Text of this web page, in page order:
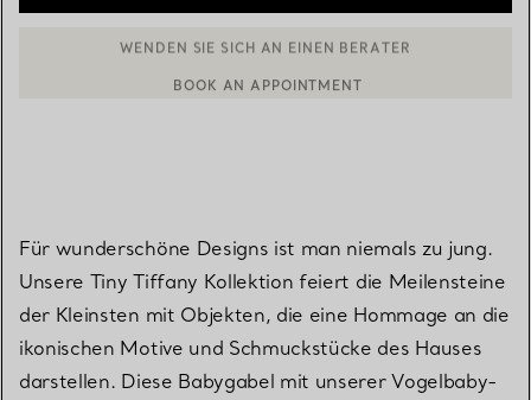
Für wunderschöne Designs ist man niemals zu jung.
Unsere Tiny Tiffany Kollektion feiert die Meilensteine
der Kleinsten mit Objekten, die eine Hommage an die
ikonischen Motive und Schmuckstücke des Hauses
darstellen. Diese Babygabel mit unserer Vogelbaby-